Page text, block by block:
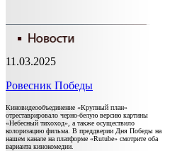
11.03.2025
Ровесник Победы
Киновидеообъединение «Крупный план»
отреставрировало черно-белую версию картины
«Небесный тихоход», а также осуществило
колоризацию фильма. В преддверии Дня Победы на
нашем канале на платформе «Rutube» смотрите оба
варианта кинокомедии.